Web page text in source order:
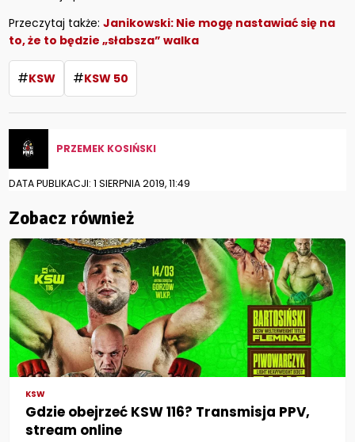
Przeczytaj także:Janikowski: Nie mogę nastawiać się na
to, że to będzie „słabsza” walka
#KSW #KSW 50
PRZEMEK KOSIŃSKI
DATA PUBLIKACJI: 1 SIERPNIA 2019, 11:49
Zobacz również
KSW
Gdzie obejrzeć KSW 116? Transmisja PPV,
stream online